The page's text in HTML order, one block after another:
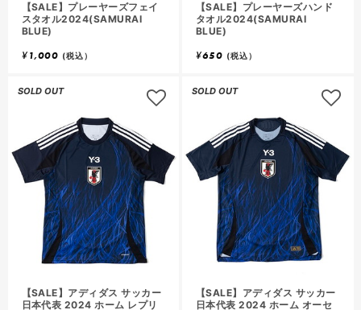
【SALE】プレーヤーズフェイ
スタオル2024(SAMURAI
BLUE)
¥1,000 (税込）
【SALE】プレーヤーズハンド
タオル2024(SAMURAI
BLUE)
¥650 (税込）
SOLD OUT
【SALE】アディダス サッカー
日本代表 2024 ホーム レプリ
SOLD OUT
【SALE】アディダス サッカー
日本代表 2024 ホーム オーセ